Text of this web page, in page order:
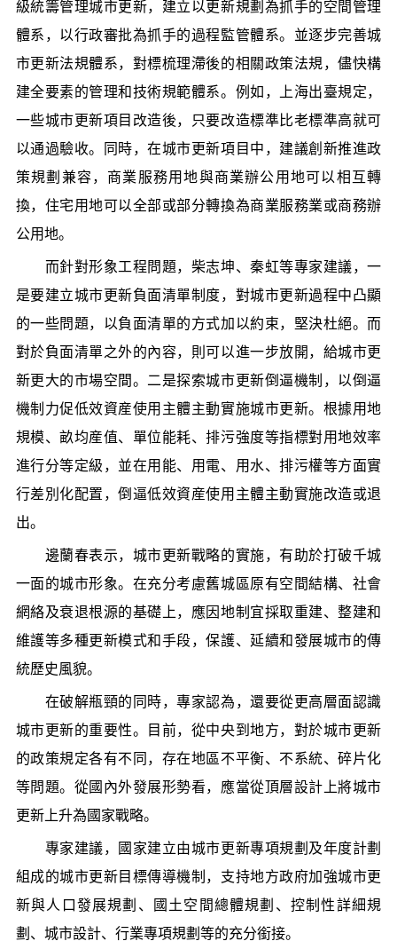
級統籌管理城市更新，建立以更新規劃為抓手的空間管理
體系，以行政審批為抓手的過程監管體系。並逐步完善城
市更新法規體系，對標梳理滯後的相關政策法規，儘快構
建全要素的管理和技術規範體系。例如，上海出臺規定，
一些城市更新項目改造後，只要改造標準比老標準高就可
以通過驗收。同時，在城市更新項目中，建議創新推進政
策規劃兼容，商業服務用地與商業辦公用地可以相互轉
換，住宅用地可以全部或部分轉換為商業服務業或商務辦
公用地。
而針對形象工程問題，柴志坤、秦虹等專家建議，一
是要建立城市更新負面清單制度，對城市更新過程中凸顯
的一些問題，以負面清單的方式加以約束，堅決杜絕。而
對於負面清單之外的內容，則可以進一步放開，給城市更
新更大的市場空間。二是探索城市更新倒逼機制，以倒逼
機制力促低效資産使用主體主動實施城市更新。根據用地
規模、畝均産值、單位能耗、排污強度等指標對用地效率
進行分等定級，並在用能、用電、用水、排污權等方面實
行差別化配置，倒逼低效資産使用主體主動實施改造或退
出。
邊蘭春表示，城市更新戰略的實施，有助於打破千城
一面的城市形象。在充分考慮舊城區原有空間結構、社會
網絡及衰退根源的基礎上，應因地制宜採取重建、整建和
維護等多種更新模式和手段，保護、延續和發展城市的傳
統歷史風貌。
在破解瓶頸的同時，專家認為，還要從更高層面認識
城市更新的重要性。目前，從中央到地方，對於城市更新
的政策規定各有不同，存在地區不平衡、不系統、碎片化
等問題。從國內外發展形勢看，應當從頂層設計上將城市
更新上升為國家戰略。
專家建議，國家建立由城市更新專項規劃及年度計劃
組成的城市更新目標傳導機制，支持地方政府加強城市更
新與人口發展規劃、國土空間總體規劃、控制性詳細規
劃、城市設計、行業專項規劃等的充分銜接。